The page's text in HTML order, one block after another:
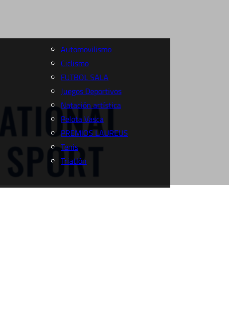
Automovilismo
Ciclismo
FUTBOL SALA
Juegos Deportivos
Natación artística
Pelota Vasca
PREMIOS LAUREUS
Tenis
Triatlón